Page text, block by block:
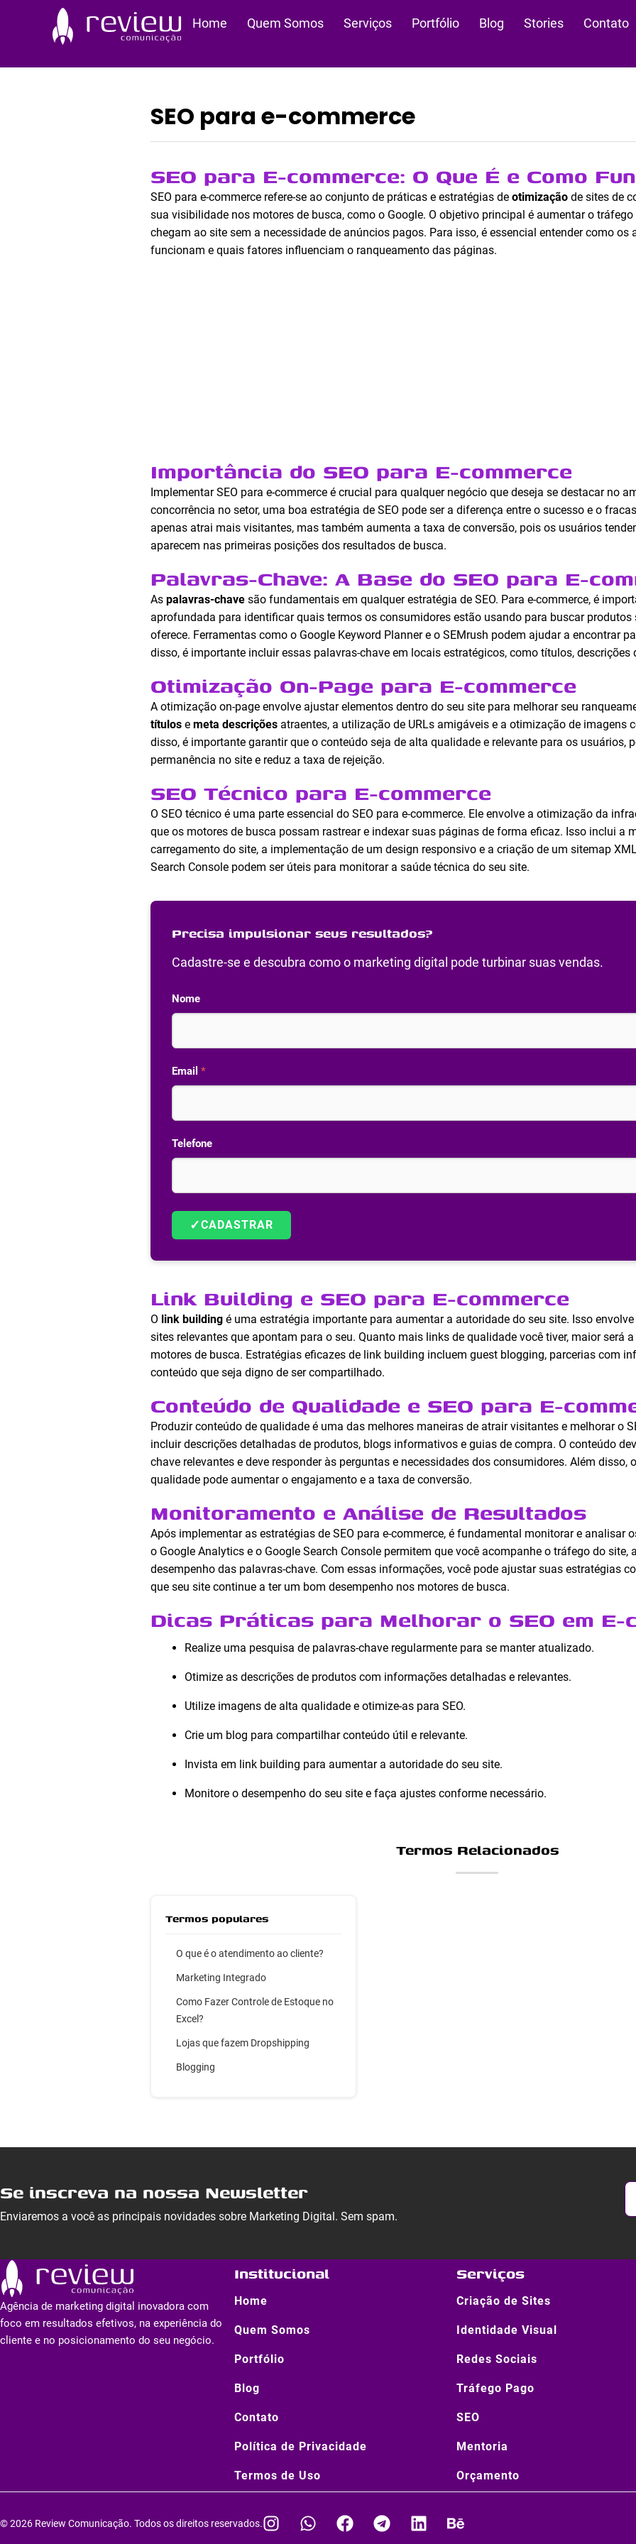
Home Quem Somos Serviços Portfólio Blog Stories Contato
SEO para e-commerce
SEO para E-commerce: O Que É e Como
SEO para e-commerce refere-se ao conjunto de práticas e estratégias de otimização de sites de
sua visibilidade nos motores de busca, como o Google. O objetivo principal é aumentar o
chegam ao site sem a necessidade de anúncios pagos. Para isso, é essencial entender como
funcionam e quais fatores influenciam o ranqueamento das páginas.
Importância do SEO para E-commerce
Implementar SEO para e-commerce é crucial para qualquer negócio que deseja se destacar no
concorrência no setor, uma boa estratégia de SEO pode ser a diferença entre o sucesso e o
apenas atrai mais visitantes, mas também aumenta a taxa de conversão, pois os usuários
aparecem nas primeiras posições dos resultados de busca.
Palavras-Chave: A Base do SEO para E-
As palavras-chave são fundamentais em qualquer estratégia de SEO. Para e-commerce, é
aprofundada para identificar quais termos os consumidores estão usando para buscar produtos
oferece. Ferramentas como o Google Keyword Planner e o SEMrush podem ajudar a encontrar
disso, é importante incluir essas palavras-chave em locais estratégicos, como títulos, descrições
Otimização On-Page para E-commerce
A otimização on-page envolve ajustar elementos dentro do seu site para melhorar seu
títulos e meta descrições atraentes, a utilização de URLs amigáveis e a otimização de imagens
disso, é importante garantir que o conteúdo seja de alta qualidade e relevante para os usuários,
permanência no site e reduz a taxa de rejeição.
SEO Técnico para E-commerce
O SEO técnico é uma parte essencial do SEO para e-commerce. Ele envolve a otimização da
que os motores de busca possam rastrear e indexar suas páginas de forma eficaz. Isso inclui a
carregamento do site, a implementação de um design responsivo e a criação de um sitemap
Search Console podem ser úteis para monitorar a saúde técnica do seu site.
Precisa impulsionar seus resultados?
Cadastre-se e descubra como o marketing digital pode turbinar suas vendas.
Nome
Email *
Telefone
✓CADASTRAR
Link Building e SEO para E-commerce
O link building é uma estratégia importante para aumentar a autoridade do seu site. Isso
sites relevantes que apontam para o seu. Quanto mais links de qualidade você tiver, maior será
motores de busca. Estratégias eficazes de link building incluem guest blogging, parcerias com
conteúdo que seja digno de ser compartilhado.
Conteúdo de Qualidade e SEO para E-
Produzir conteúdo de qualidade é uma das melhores maneiras de atrair visitantes e melhorar o
incluir descrições detalhadas de produtos, blogs informativos e guias de compra. O conteúdo
chave relevantes e deve responder às perguntas e necessidades dos consumidores. Além disso,
qualidade pode aumentar o engajamento e a taxa de conversão.
Monitoramento e Análise de Resultados
Após implementar as estratégias de SEO para e-commerce, é fundamental monitorar e analisar
o Google Analytics e o Google Search Console permitem que você acompanhe o tráfego do site,
desempenho das palavras-chave. Com essas informações, você pode ajustar suas estratégias
que seu site continue a ter um bom desempenho nos motores de busca.
Dicas Práticas para Melhorar o SEO em E-
Realize uma pesquisa de palavras-chave regularmente para se manter atualizado.
Otimize as descrições de produtos com informações detalhadas e relevantes.
Utilize imagens de alta qualidade e otimize-as para SEO.
Crie um blog para compartilhar conteúdo útil e relevante.
Invista em link building para aumentar a autoridade do seu site.
Monitore o desempenho do seu site e faça ajustes conforme necessário.
Termos Relacionados
Termos populares
O que é o atendimento ao cliente?
Marketing Integrado
Como Fazer Controle de Estoque no
Excel?
Lojas que fazem Dropshipping
Blogging
Se inscreva na nossa Newsletter
Enviaremos a você as principais novidades sobre Marketing Digital. Sem spam.
Agência de marketing digital inovadora com
foco em resultados efetivos, na experiência do
cliente e no posicionamento do seu negócio.
Institucional
Home
Quem Somos
Portfólio
Blog
Contato
Política de Privacidade
Termos de Uso
Serviços
Criação de Sites
Identidade Visual
Redes Sociais
Tráfego Pago
SEO
Mentoria
Orçamento
© 2026 Review Comunicação. Todos os direitos reservados.
I
W
F
T
L
B